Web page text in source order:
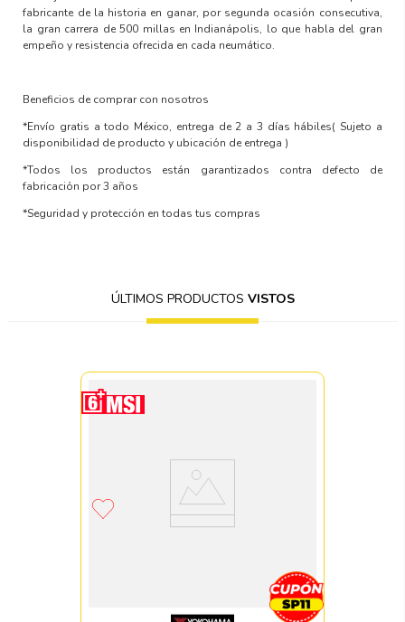
fabricante de la historia en ganar, por segunda ocasión consecutiva,
la gran carrera de 500 millas en Indianápolis, lo que habla del gran
empeño y resistencia ofrecida en cada neumático.
Beneficios de comprar con nosotros
*Envío gratis a todo México, entrega de 2 a 3 días hábiles( Sujeto a
disponibilidad de producto y ubicación de entrega )
*Todos los productos están garantizados contra defecto de
fabricación por 3 años
*Seguridad y protección en todas tus compras
ÚLTIMOS PRODUCTOS VISTOS